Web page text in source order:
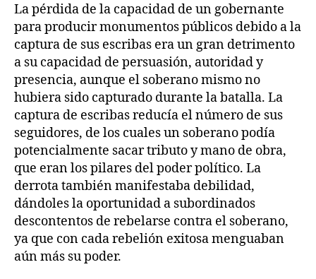
La pérdida de la capacidad de un gobernante
para producir monumentos públicos debido a la
captura de sus escribas era un gran detrimento
a su capacidad de persuasión, autoridad y
presencia, aunque el soberano mismo no
hubiera sido capturado durante la batalla. La
captura de escribas reducía el número de sus
seguidores, de los cuales un soberano podía
potencialmente sacar tributo y mano de obra,
que eran los pilares del poder político. La
derrota también manifestaba debilidad,
dándoles la oportunidad a subordinados
descontentos de rebelarse contra el soberano,
ya que con cada rebelión exitosa menguaban
aún más su poder.